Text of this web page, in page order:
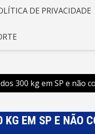
DE PRIVACIDADE
300 kg em SP e não
EM SP E NÃO